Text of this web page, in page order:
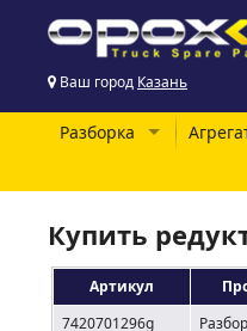
Ваш город Казань
Разборка
Купить
Артикул
7420701296g